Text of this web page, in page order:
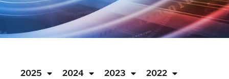
2025 2024 2023 2022